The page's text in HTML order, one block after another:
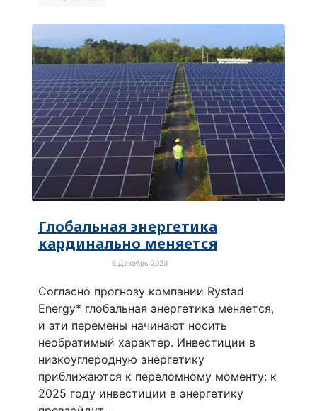
Глобальная энергетика
кардинально меняется
6 Декабрь 2023
Согласно прогнозу компании Rystad
Energy* глобальная энергетика меняется,
и эти перемены начинают носить
необратимый характер. Инвестиции в
низкоуглеродную энергетику
приближаются к переломному моменту: к
2025 году инвестиции в энергетику